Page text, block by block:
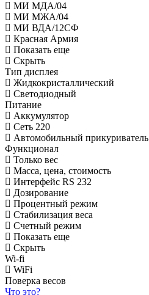
МИ МДА/04
МИ МЖА/04
МИ ВДА/12СФ
Красная Армия
Показать еще
Скрыть
Тип дисплея
Жидкокристаллический
Светодиодный
Питание
Аккумулятор
Сеть 220
Автомобильный прикуриватель
Функционал
Только вес
Масса, цена, стоимость
Интерфейс RS 232
Дозирование
Процентный режим
Стабилизация веса
Счетный режим
Показать еще
Скрыть
Wi-fi
WiFi
Поверка весов
Что это?